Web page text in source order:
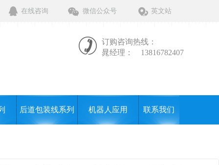
在线咨询 微信公众号 英文站
订购咨询热线：
晁经理：
13816782407
后道包装线系列 机器人应用 联系我们